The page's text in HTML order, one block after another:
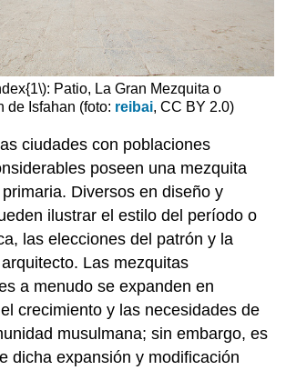
: Patio, La Gran Mezquita o
de Isfahan (foto: reibai, CC BY 2.0)
ciudades con poblaciones
poseen una mezquita
Diversos en diseño y
ilustrar el estilo del período o
las elecciones del patrón y la
Las mezquitas
a menudo se expanden en
crecimiento y las necesidades de
musulmana; sin embargo, es
dicha expansión y modificación